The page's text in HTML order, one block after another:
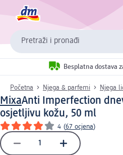
Pretraži i pronađi
Besplatna dostava
Početna Njega & parfemi Njega
MixaAnti Imperfection
osjetljivu kožu, 50 ml
4 (67 ocjena)